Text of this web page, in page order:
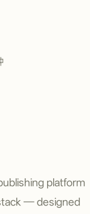
platform
— designed